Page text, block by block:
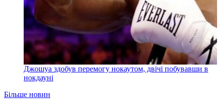
Джошуа здобув перемогу нокаутом, двічі побувавши в
нокдауні
Більше новин